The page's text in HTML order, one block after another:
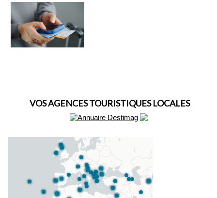
VOS AGENCES TOURISTIQUES LOCALES